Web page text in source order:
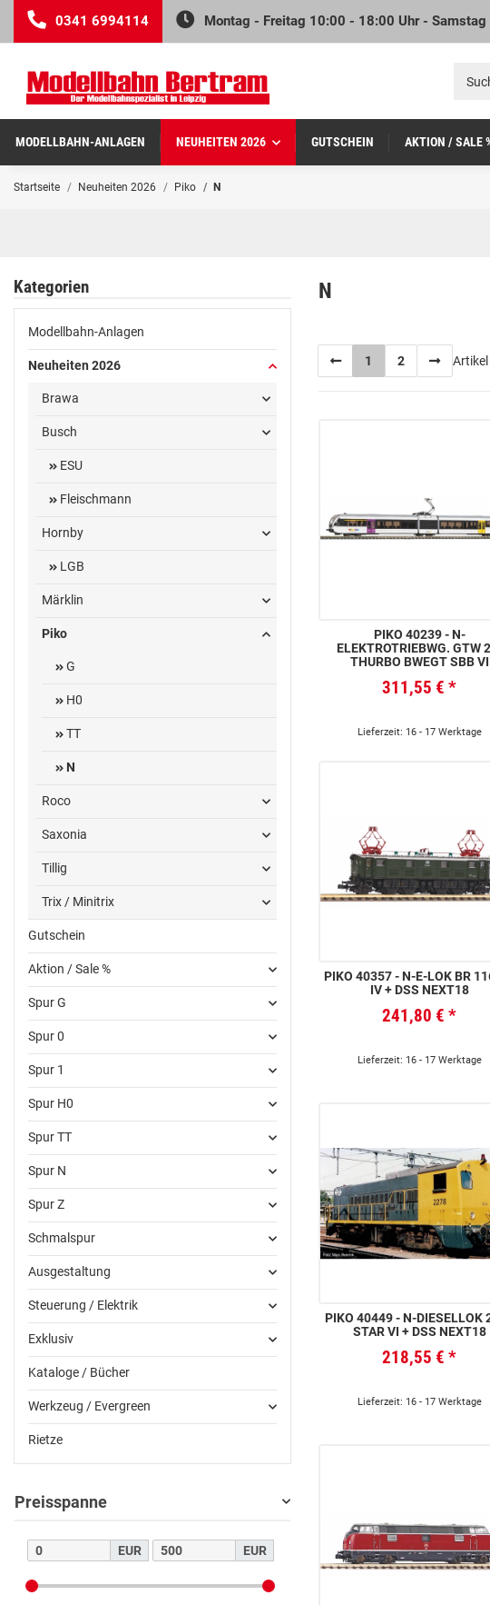
0341 6994114 Montag - Freitag 10:00 - 18:00 Uhr -
MODELLBAHN-ANLAGEN NEUHEITEN 2026 GUTSCHEIN AKTION / SALE
Startseite Neuheiten 2026 Piko N
N
Artikel
1 2
PIKO 40239 - N-
ELEKTROTRIEBWG. GTW
THURBO BWEGT SBB VI
311,55 € *
Lieferzeit: 16 - 17 Werktage
PIKO 40357 - N-E-LOK BR 116 DB
IV + DSS NEXT18
241,80 € *
Lieferzeit: 16 - 17 Werktage
PIKO 40449 - N-DIESELLOK 2278
STAR VI + DSS NEXT18
218,55 € *
Lieferzeit: 16 - 17 Werktage
Kategorien
Modellbahn-Anlagen
Neuheiten 2026
Brawa
Busch
ESU
Fleischmann
Hornby
LGB
Märklin
Piko
G
H0
TT
N
Roco
Saxonia
Tillig
Trix / Minitrix
Gutschein
Aktion / Sale %
Spur G
Spur 0
Spur 1
Spur H0
Spur TT
Spur N
Spur Z
Schmalspur
Ausgestaltung
Steuerung / Elektrik
Exklusiv
Kataloge / Bücher
Werkzeug / Evergreen
Rietze
Preisspanne
EUR EUR